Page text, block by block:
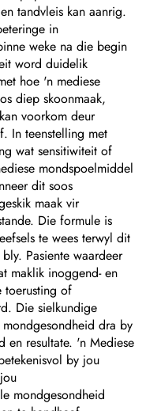
tandvleis kan aanrig.
in
weke na die begin
word duidelik
hoe 'n mediese
diep skoonmaak,
voorkom deur
In teenstelling met
wat sensitiwiteit of
mondspoelmiddel
dit soos
maak vir
Die formule is
te wees terwyl dit
Pasiente waardeer
maklik inoggend- en
toerusting of
Die sielkundige
dra by
en resultate. 'n Mediese
by jou
mondgesondheid